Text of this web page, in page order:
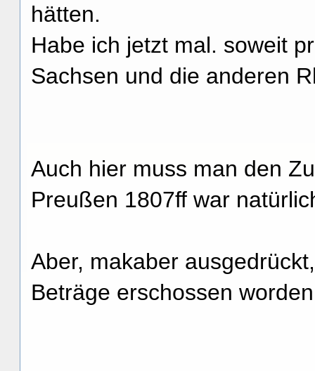
hätten.
Habe ich jetzt mal. soweit
Sachsen und die anderen
Auch hier muss man den
Preußen 1807ff war
Aber, makaber
Beträge erschossen